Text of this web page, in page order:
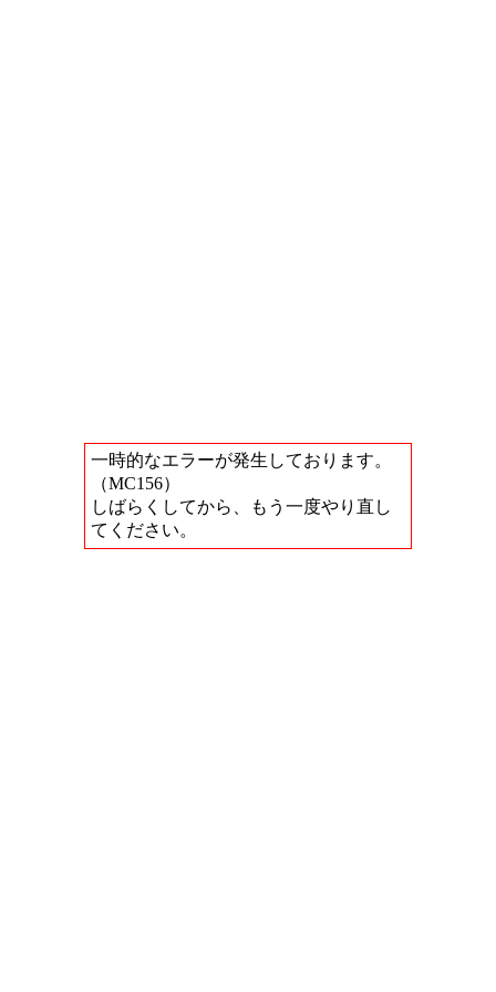
一時的なエラーが発生しております。
（MC156）
しばらくしてから、もう一度やり直し
てください。